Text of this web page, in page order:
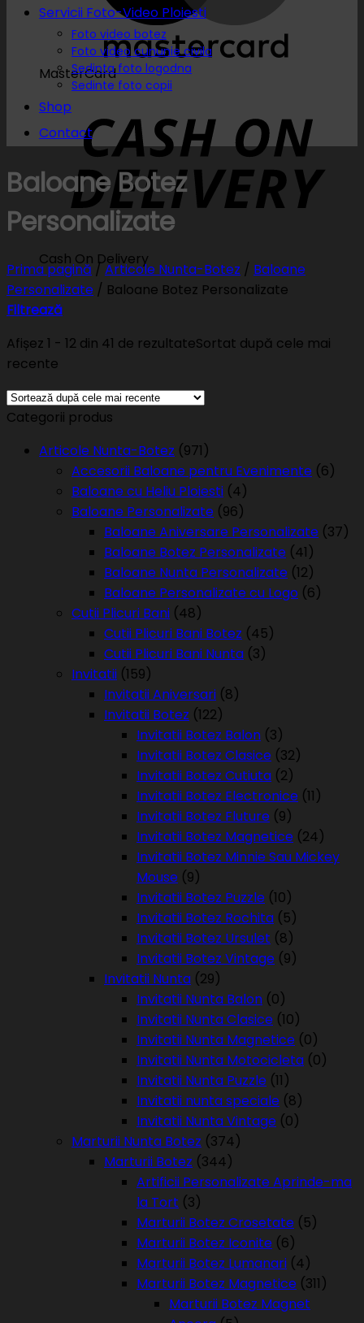
MasterCard
Cash On Delivery
Servicii Foto-Video Ploiesti
Foto video botez
Foto video cununie civila
Sedinta foto logodna
Sedinte foto copii
Shop
Contact
Baloane Botez
Personalizate
Prima pagină /Articole Nunta-Botez / Baloane
Personalizate / Baloane Botez Personalizate
Filtrează
Afișez 1 - 12 din 41 de rezultateSortat după cele mai
recente
Categorii produs
Articole Nunta-Botez (971)
Accesorii Baloane pentru Evenimente (6)
Baloane cu Heliu Ploiesti (4)
Baloane Personalizate (96)
Baloane Aniversare Personalizate (37)
Baloane Botez Personalizate (41)
Baloane Nunta Personalizate (12)
Baloane Personalizate cu Logo (6)
Cutii Plicuri Bani (48)
Cutii Plicuri Bani Botez (45)
Cutii Plicuri Bani Nunta (3)
Invitatii (159)
Invitatii Aniversari (8)
Invitatii Botez (122)
Invitatii Botez Balon (3)
Invitatii Botez Clasice (32)
Invitatii Botez Cutiuta (2)
Invitatii Botez Electronice (11)
Invitatii Botez Fluture (9)
Invitatii Botez Magnetice (24)
Invitatii Botez Minnie Sau Mickey
Mouse (9)
Invitatii Botez Puzzle (10)
Invitatii Botez Rochita (5)
Invitatii Botez Ursulet (8)
Invitatii Botez Vintage (9)
Invitatii Nunta (29)
Invitatii Nunta Balon (0)
Invitatii Nunta Clasice (10)
Invitatii Nunta Magnetice (0)
Invitatii Nunta Motocicleta (0)
Invitatii Nunta Puzzle (11)
Invitatii nunta speciale (8)
Invitatii Nunta Vintage (0)
Marturii Nunta Botez (374)
Marturii Botez (344)
Artificii Personalizate Aprinde-ma
la Tort (3)
Marturii Botez Crosetate (5)
Marturii Botez Iconite (6)
Marturii Botez Lumanari (4)
Marturii Botez Magnetice (311)
Marturii Botez Magnet